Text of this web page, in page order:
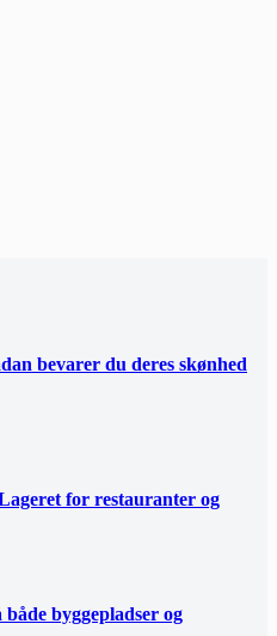
bevarer du deres skønhed
for restauranter og
byggepladser og